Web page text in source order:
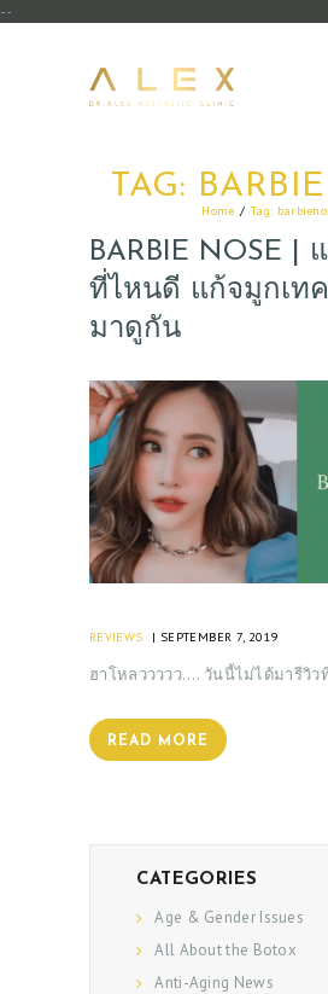
--
TAG:
Home Tag:
BARBIE NOSE |
ที่ไหนดี แก้จมูกเท
มาดูกัน
REVIEWS SEPTEMBER 7, 2019
ฮาโหลววววว…. วันนี้ไม่ได้มารีวิ
READ MORE
CATEGORIES
Age & Gender Issues
All About the Botox
Anti-Aging News